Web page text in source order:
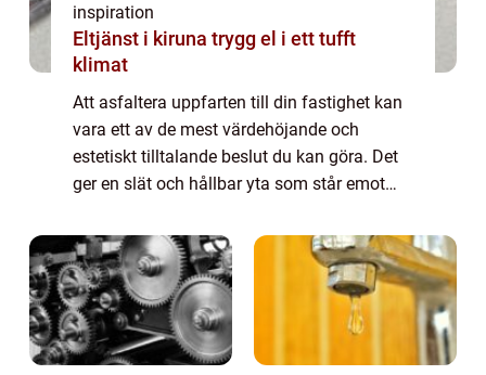
inspiration
Eltjänst i kiruna trygg el i ett tufft
klimat
Att asfaltera uppfarten till din fastighet kan
vara ett av de mest värdehöjande och
estetiskt tilltalande beslut du kan göra. Det
ger en slät och hållbar yta som står emot